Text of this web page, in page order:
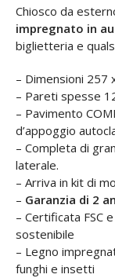
Chiosco da
impregnato in
biglietteria e
– Dimensioni 257
– Pareti spesse
– Pavimento
d’appoggio
– Completa di
laterale.
– Arriva in kit di
– Garanzia di 2
– Certificata FSC
sostenibile
– Legno
funghi e insetti